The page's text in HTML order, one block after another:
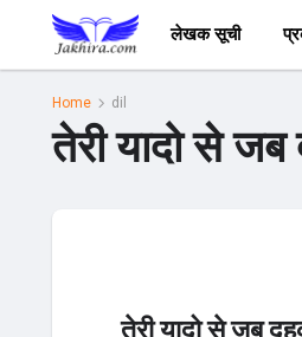
लेखक सूची
Home dil
तेरी यादो से
तेरी यादो से जब